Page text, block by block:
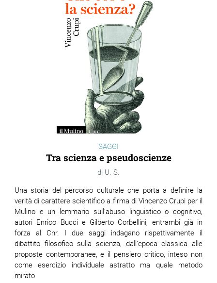
SAGGI
Tra scienza e pseudoscienze
U. S.
Una storia del percorso culturale che porta a definire la
verità di carattere scientifico a firma di Vincenzo Crupi per il
Mulino e un lemmario sull’abuso linguistico o cognitivo,
autori Enrico Bucci e Gilberto Corbellini, entrambi già in
forza al Cnr. I due saggi indagano rispettivamente il
dibattito filosofico sulla scienza, dall’epoca classica alle
proposte contemporanee, e il pensiero critico, inteso non
come esercizio individuale astratto ma quale metodo
mirato